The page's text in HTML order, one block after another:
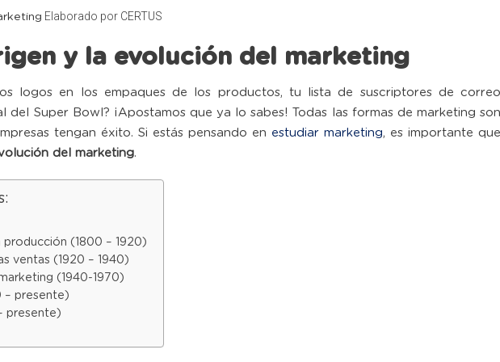
Elaborado por CERTUS
y la evolución del marketing
logos en los empaques de los productos, tu lista de suscriptores de correo
del Super Bowl? ¡Apostamos que ya lo sabes! Todas las formas de marketing son
tengan éxito. Si estás pensando en estudiar marketing, es importante que
del marketing.
producción (1800 – 1920)
ventas (1920 – 1940)
(1940-1970)
– presente)
presente)